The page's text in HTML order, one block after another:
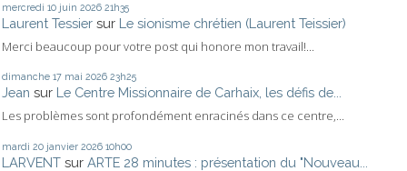
mercredi 10 juin 2026 21h35
Laurent Tessier sur Le sionisme chrétien (Laurent Teissier)
Merci beaucoup pour votre post qui honore mon travail!...
dimanche 17 mai 2026 23h25
Jean sur Le Centre Missionnaire de Carhaix, les défis de...
Les problèmes sont profondément enracinés dans ce centre,...
mardi 20 janvier 2026 10h00
LARVENT sur ARTE 28 minutes : présentation du "Nouveau...